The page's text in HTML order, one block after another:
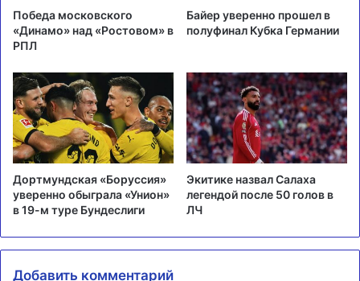
Победа московского
«Динамо» над «Ростовом» в
РПЛ
Байер уверенно прошел в
полуфинал Кубка Германии
Дортмундская «Боруссия»
уверенно обыграла «Унион»
в 19-м туре Бундеслиги
Экитике назвал Салаха
легендой после 50 голов в
ЛЧ
Добавить комментарий